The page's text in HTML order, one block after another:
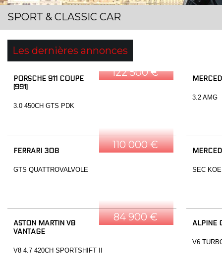
SPORT & CLASSIC CAR
Les dernières annonces
122 500 €
PORSCHE 911 COUPE
(991)
3.0 450CH GTS PDK
3.2 AMG
110 000 €
FERRARI 308
GTS QUATTROVALVOLE SEC
84 900 €
ASTON MARTIN V8
VANTAGE
V8 4.7 420CH SPORTSHIFT II
ALPINE
V6